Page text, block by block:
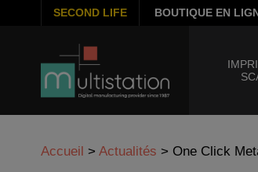
SECOND LIFE BOUTIQUE EN
Accueil > Actualités > One Click